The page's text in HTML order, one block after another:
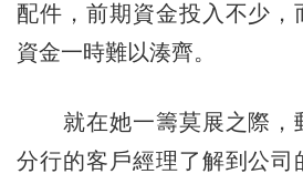
配件，前期資金投入不少，
資金一時難以湊齊。
就在她一籌莫展之際，
分行的客戶經理了解到公司